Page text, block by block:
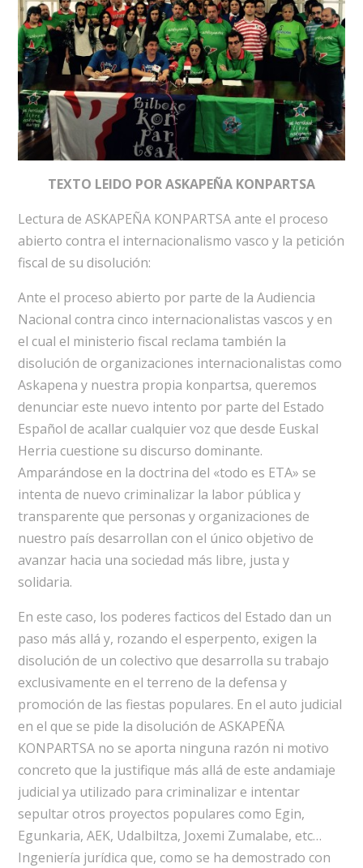
TEXTO LEIDO POR ASKAPEÑA KONPARTSA
Lectura de ASKAPEÑA KONPARTSA ante el proceso
abierto contra el internacionalismo vasco y la petición
fiscal de su disolución:
Ante el proceso abierto por parte de la Audiencia
Nacional contra cinco internacionalistas vascos y en
el cual el ministerio fiscal reclama también la
disolución de organizaciones internacionalistas como
Askapena y nuestra propia konpartsa, queremos
denunciar este nuevo intento por parte del Estado
Español de acallar cualquier voz que desde Euskal
Herria cuestione su discurso dominante.
Amparándose en la doctrina del «todo es ETA» se
intenta de nuevo criminalizar la labor pública y
transparente que personas y organizaciones de
nuestro país desarrollan con el único objetivo de
avanzar hacia una sociedad más libre, justa y
solidaria.
En este caso, los poderes facticos del Estado dan un
paso más allá y, rozando el esperpento, exigen la
disolución de un colectivo que desarrolla su trabajo
exclusivamente en el terreno de la defensa y
promoción de las fiestas populares. En el auto judicial
en el que se pide la disolución de ASKAPEÑA
KONPARTSA no se aporta ninguna razón ni motivo
concreto que la justifique más allá de este andamiaje
judicial ya utilizado para criminalizar e intentar
sepultar otros proyectos populares como Egin,
Egunkaria, AEK, Udalbiltza, Joxemi Zumalabe, etc…
Ingeniería jurídica que, como se ha demostrado con